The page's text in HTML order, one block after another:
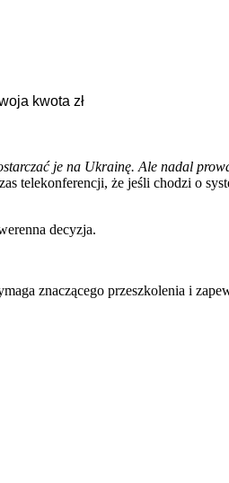
je na Ukrainę. Ale nadal
telekonferencji, że jeśli chodzi o
decyzja.
znaczącego przeszkolenia i